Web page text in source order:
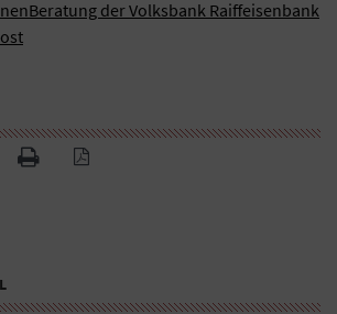
der Volksbank Raiffeisenbank